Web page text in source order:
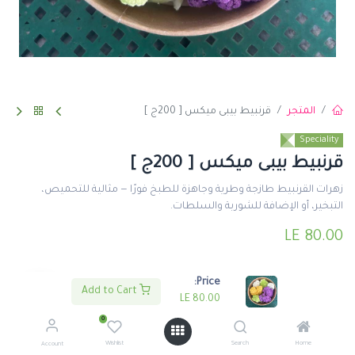
Price:
80.00
Home
Search
0
Wishlist
Account
المتجر قرنبيط بيبى ميكس [ 200ج ]
Speciality
قرنبيط بيبى ميكس [ 200ج ]
زهرات القرنبيط طازجة وطرية وجاهزة للطبخ فورًا — مثالية للتحميص،
التبخير، أو الإضافة للشوربة والسلطات.
80.00
اضف لعربة التسوق اشتري الأن